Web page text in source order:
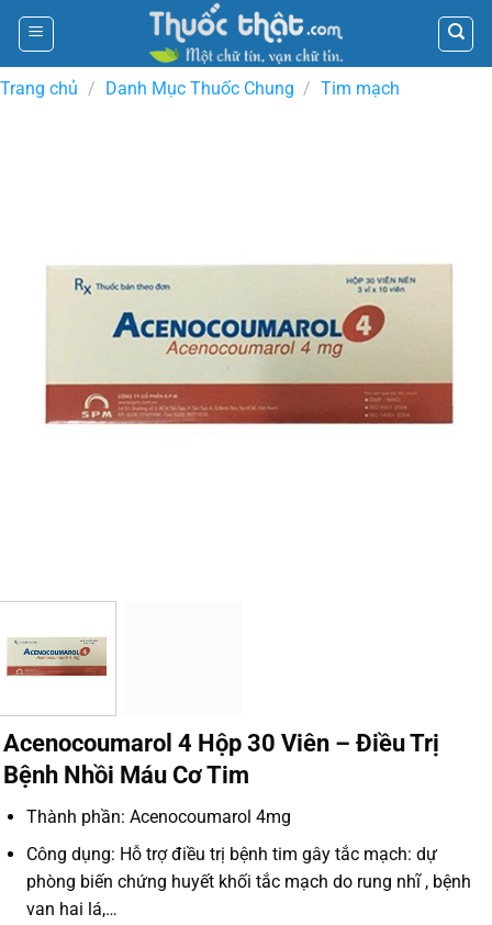
Skip
content
Trang chủ / Danh Mục Thuốc Chung / Tim mạch
Acenocoumarol 4 Hộp 30 Viên – Điều Trị
Bệnh Nhồi Máu Cơ Tim
Thành phần: Acenocoumarol 4mg
Công dụng: Hỗ trợ điều trị bệnh tim gây tắc mạch: dự
phòng biến chứng huyết khối tắc mạch do rung nhĩ , bệnh
van hai lá,…